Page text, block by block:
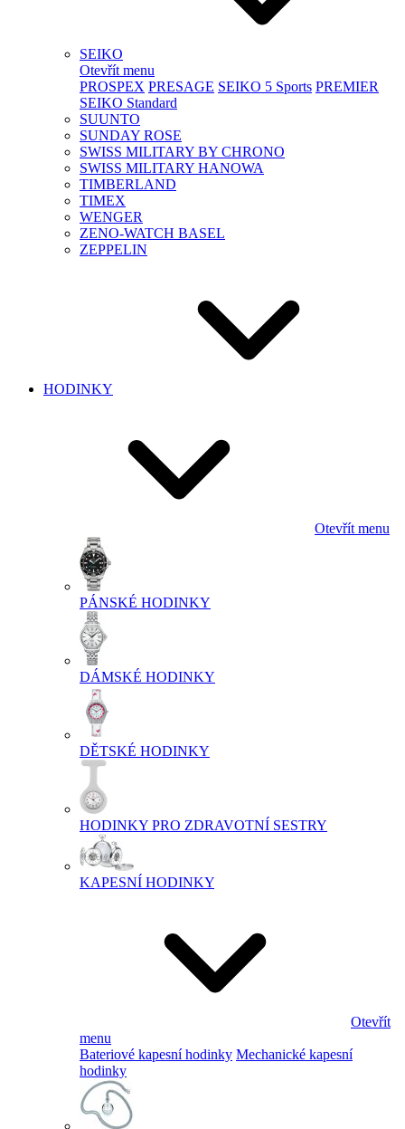
SEIKO
Otevřít menu
PROSPEX PRESAGE SEIKO 5 Sports PREMIER
SEIKO Standard
SUUNTO
SUNDAY ROSE
SWISS MILITARY BY CHRONO
SWISS MILITARY HANOWA
TIMBERLAND
TIMEX
WENGER
ZENO-WATCH BASEL
ZEPPELIN
HODINKY
Otevřít menu
PÁNSKÉ HODINKY
DÁMSKÉ HODINKY
DĚTSKÉ HODINKY
HODINKY PRO ZDRAVOTNÍ SESTRY
KAPESNÍ HODINKY
Otevřít
menu
Bateriové kapesní hodinky Mechanické kapesní
hodinky